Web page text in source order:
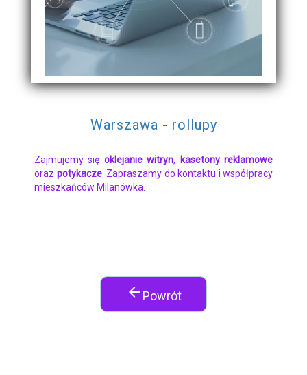
Warszawa - rollupy
Zajmujemy się oklejanie witryn,
kasetony reklamowe
oraz potykacze. Zapraszamy do kontaktu i współpracy
mieszkańców Milanówka.
arrow_back Powrót